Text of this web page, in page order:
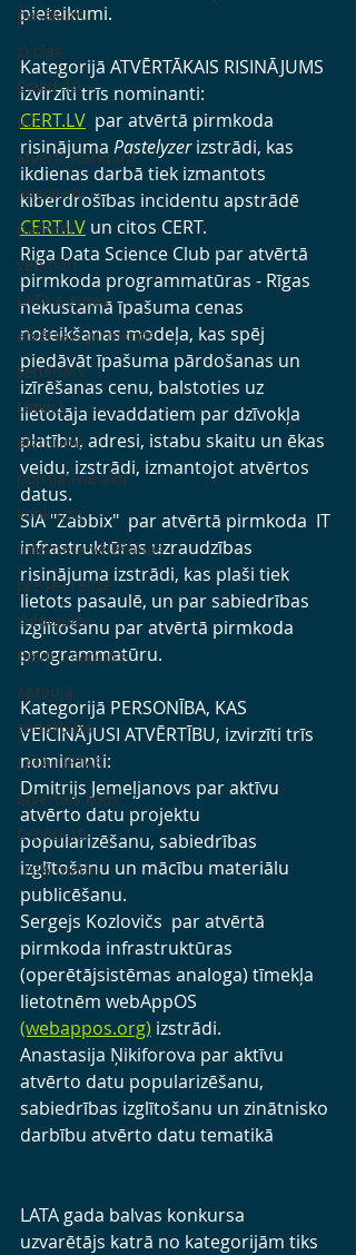
pasākumi
skolas
Covid-19
IKT
atvērti standarti
ieteikumi
padomi
vebināri
LATA e-ziņas
atvērtais pirmkods
seminārs
Latvija
atzinums
normatīvie akti
konkurss
interneta vēlēšanas
preses relīze
ziedojumi
Biedru sapulce
aptauja
sadarbība
LATA LIETAS
atvērtais kods
COVID-19
LATA biedri
pieteikumi.
Kategorijā ATVĒRTĀKAIS RISINĀJUMS
izvirzīti trīs nominanti:
CERT.LV
  par atvērtā pirmkoda
risinājuma Pastelyzer izstrādi, kas
ikdienas darbā tiek izmantots
kiberdrošības incidentu apstrādē
CERT.LV un citos CERT.
Riga Data Science Club par atvērtā
pirmkoda programmatūras - Rīgas
nekustamā īpašuma cenas
noteikšanas modeļa, kas spēj
piedāvāt īpašuma pārdošanas un
izīrēšanas cenu, balstoties uz
lietotāja ievaddatiem par dzīvokļa
platību, adresi, istabu skaitu un ēkas
veidu, izstrādi, izmantojot atvērtos
datus.
SIA "Zabbix" par atvērtā pirmkoda  IT
infrastruktūras uzraudzības
risinājuma izstrādi, kas plaši tiek
lietots pasaulē, un par sabiedrības
izglītošanu par atvērtā pirmkoda
programmatūru.
Kategorijā PERSONĪBA, KAS
VEICINĀJUSI ATVĒRTĪBU, izvirzīti trīs
nominanti:
Dmitrijs Jemeļjanovs par aktīvu
atvērto datu projektu
popularizēšanu, sabiedrības
izglītošanu un mācību materiālu
publicēšanu.
Sergejs Kozlovičs
  par atvērtā
pirmkoda infrastruktūras
(operētājsistēmas analoga) tīmekļa
lietotnēm webAppOS
(webappos.org) izstrādi.
Anastasija Ņikiforova par aktīvu
atvērto datu popularizēšanu,
sabiedrības izglītošanu un zinātnisko
darbību atvērto datu tematikā
LATA gada balvas konkursa
uzvarētājs katrā no kategorijām tiks